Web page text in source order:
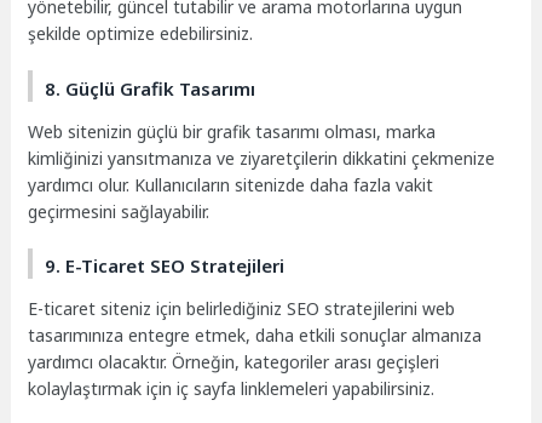
yönetebilir, güncel tutabilir ve arama motorlarına uygun
şekilde optimize edebilirsiniz.
8. Güçlü Grafik Tasarımı
Web sitenizin güçlü bir grafik tasarımı olması, marka
kimliğinizi yansıtmanıza ve ziyaretçilerin dikkatini çekmenize
yardımcı olur. Kullanıcıların sitenizde daha fazla vakit
geçirmesini sağlayabilir.
9. E-Ticaret SEO Stratejileri
E-ticaret siteniz için belirlediğiniz SEO stratejilerini web
tasarımınıza entegre etmek, daha etkili sonuçlar almanıza
yardımcı olacaktır. Örneğin, kategoriler arası geçişleri
kolaylaştırmak için iç sayfa linklemeleri yapabilirsiniz.